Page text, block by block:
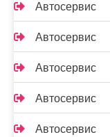
Автосервис
Автосервис
Автосервис
Автосервис
Автосервис